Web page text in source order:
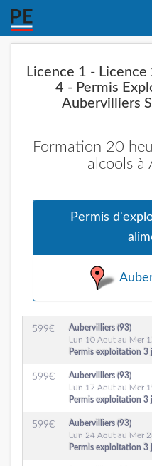
Licence 1 -
4 - Permis
Aubervilliers
Formation 20
alcools à
Permis
599€
Aubervilliers (93)
Lun 10 Aout au Mer
Permis exploitation 3
599€
Aubervilliers (93)
Lun 17 Aout au Mer
Permis exploitation 3
599€
Aubervilliers (93)
Lun 24 Aout au Mer
Permis exploitation 3